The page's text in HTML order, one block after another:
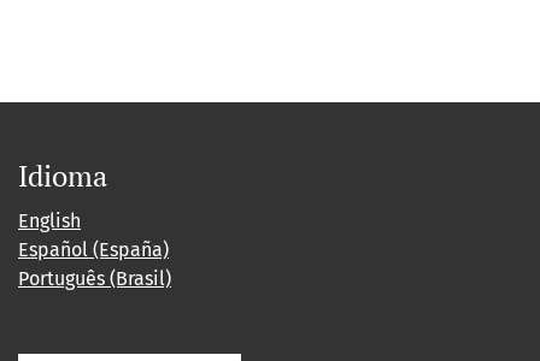
Idioma
English
Español (España)
Português (Brasil)